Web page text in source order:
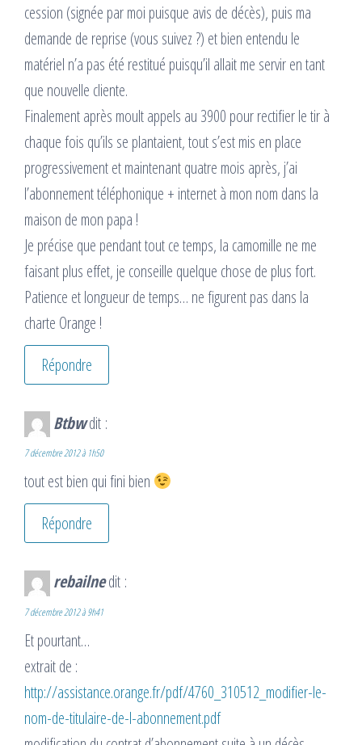
cession (signée par moi puisque avis de décès), puis ma
demande de reprise (vous suivez ?) et bien entendu le
matériel n’a pas été restitué puisqu’il allait me servir en tant
que nouvelle cliente.
Finalement après moult appels au 3900 pour rectifier le tir à
chaque fois qu’ils se plantaient, tout s’est mis en place
progressivement et maintenant quatre mois après, j’ai
l’abonnement téléphonique + internet à mon nom dans la
maison de mon papa !
Je précise que pendant tout ce temps, la camomille ne me
faisant plus effet, je conseille quelque chose de plus fort.
Patience et longueur de temps… ne figurent pas dans la
charte Orange !
Répondre
Btbwdit :
7 décembre 2012 à 1h50
tout est bien qui fini bien
Répondre
rebailnedit :
7 décembre 2012 à 9h41
Et pourtant…
extrait de :
http://assistance.orange.fr/pdf/4760_310512_modifier-le-
nom-de-titulaire-de-l-abonnement.pdf